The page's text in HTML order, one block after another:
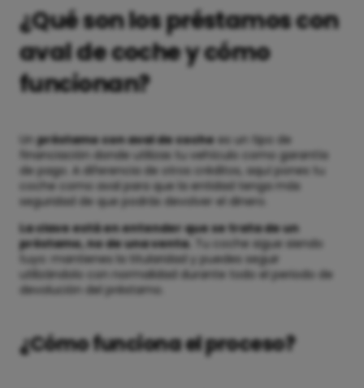
¿Qué son los préstamos con
aval de coche y cómo
funcionan?
Unpréstamo con aval de coche es un tipo de
financiación donde utilizas tu vehículo como garantía
de pago. A diferencia de otros créditos, aquí pones tu
coche como aval para que la entidad tenga más
seguridad de que podrás devolver el dinero.
La clave está en entender que se trata de un
préstamo, no de una venta.
Tu coche sigue siendo
tuyo: mantienes la titularidad y puedes seguir
utilizándolo con normalidad durante todo el periodo de
devolución del préstamo.
¿Cómo funciona el proceso?